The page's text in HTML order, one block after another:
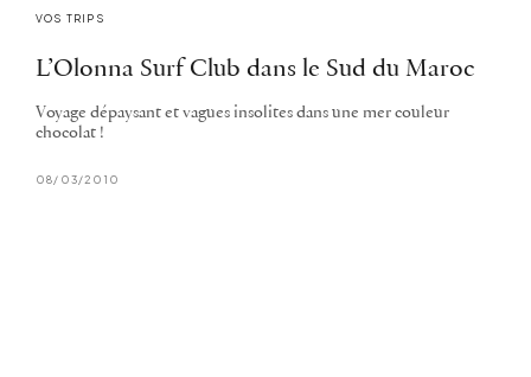
VOS TRIPS
L’Olonna Surf Club dans le Sud du Maroc
Voyage dépaysant et vagues insolites dans une mer couleur
chocolat !
08/03/2010